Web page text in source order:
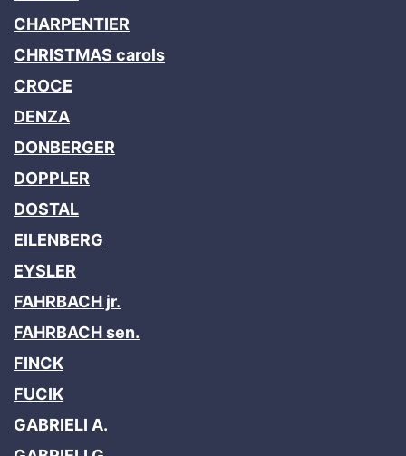
CHARPENTIER
CHRISTMAS carols
CROCE
DENZA
DONBERGER
DOPPLER
DOSTAL
EILENBERG
EYSLER
FAHRBACH jr.
FAHRBACH sen.
FINCK
FUCIK
GABRIELI A.